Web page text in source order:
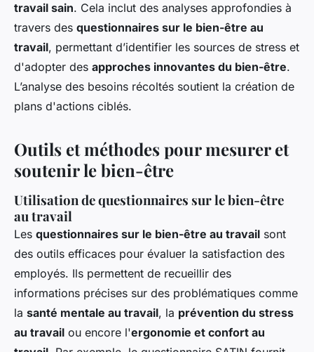
travail sain. Cela inclut des analyses approfondies à
travers des questionnaires sur le bien-être au
travail, permettant d’identifier les sources de stress et
d'adopter des approches innovantes du bien-être.
L’analyse des besoins récoltés soutient la création de
plans d'actions ciblés.
Outils et méthodes pour mesurer et
soutenir le bien-être
Utilisation de questionnaires sur le bien-être
au travail
Les questionnaires sur le bien-être au travail sont
des outils efficaces pour évaluer la satisfaction des
employés. Ils permettent de recueillir des
informations précises sur des problématiques comme
la santé mentale au travail, la prévention du stress
au travail ou encore l'ergonomie et confort au